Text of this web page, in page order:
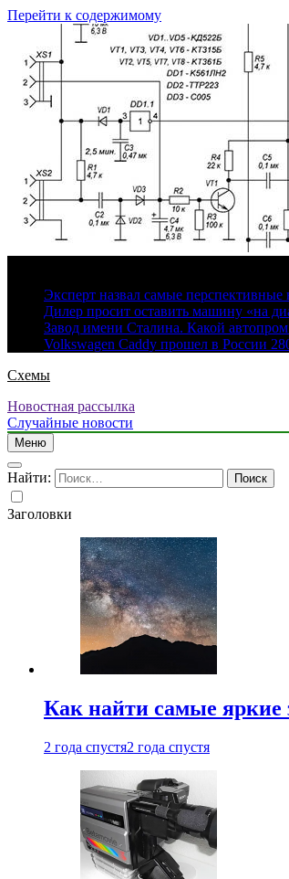
Перейти к содержимому
Эксперт назвал самые
Дилер просит оставить машину «на
Завод имени Сталина. Какой
Volkswagen Caddy прошел в России
Схемы
Новостная рассылка
Случайные новости
Меню
Найти:
Заголовки
Как найти самые яркие
2 года спустя2 года спустя